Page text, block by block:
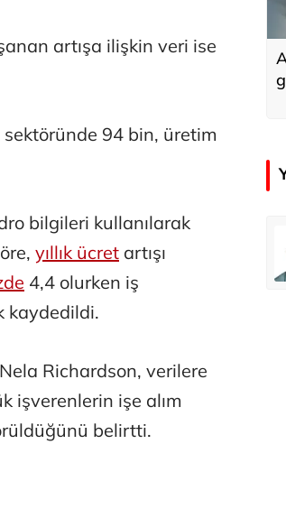
artışa ilişkin veri ise
94 bin, üretim
bilgileri kullanılarak
yıllık ücret artışı
4,4 olurken iş
kaydedildi.
Richardson, verilere
işverenlerin işe alım
belirtti.
Özay Şendir
Zafer Şahin